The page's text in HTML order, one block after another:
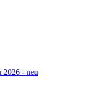
2026 - neu